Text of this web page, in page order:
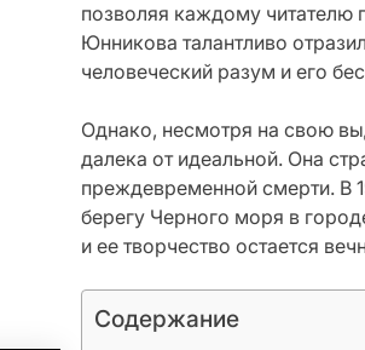
позволяя каждому читателю
Юнникова талантливо
человеческий разум и его
Однако, несмотря на свою
далека от идеальной. Она
преждевременной смерти. В
берегу Черного моря в
и ее творчество остается
Содержание